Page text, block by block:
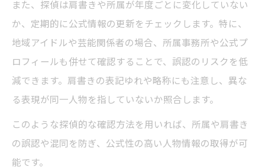
また、探偵は肩書きや所属が年度ごとに変化していない
か、定期的に公式情報の更新をチェックします。特に、
地域アイドルや芸能関係者の場合、所属事務所や公式プ
ロフィールも併せて確認することで、誤認のリスクを低
減できます。肩書きの表記ゆれや略称にも注意し、異な
る表現が同一人物を指していないか照合します。
このような探偵的な確認方法を用いれば、所属や肩書き
の誤認や混同を防ぎ、公式性の高い人物情報の取得が可
能です。